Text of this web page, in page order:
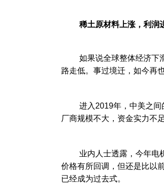
稀土原材料上涨，利润
如果说全球整体经济下滑
路走低。事过境迁，如今再
进入2019年，中美之间的
厂商规模不大，资金实力不
业内人士透露，今年电机
价格有所回调，但还是比以
已经成为过去式。